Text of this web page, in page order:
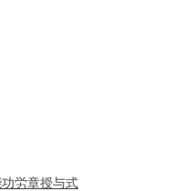
労章授与式